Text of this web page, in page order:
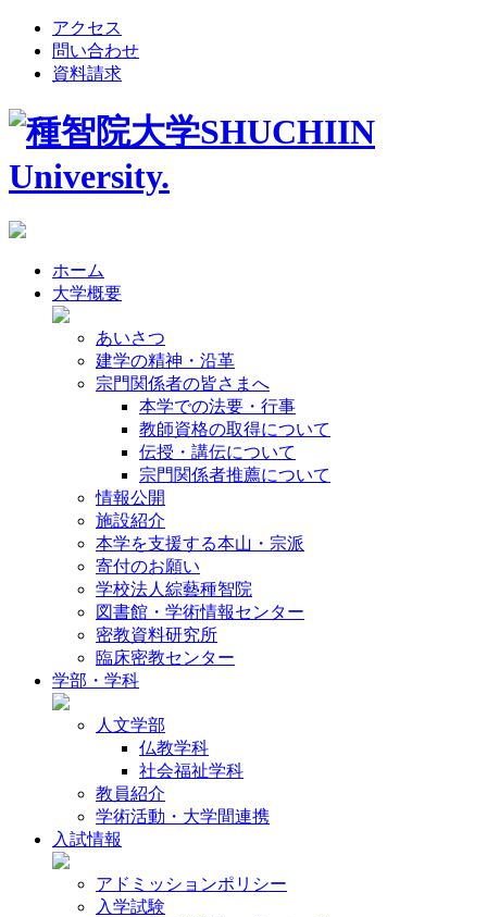
アクセス
問い合わせ
資料請求
ホーム
大学概要
あいさつ
建学の精神・沿革
宗門関係者の皆さまへ
本学での法要・行事
教師資格の取得について
伝授・講伝について
宗門関係者推薦について
情報公開
施設紹介
本学を支援する本山・宗派
寄付のお願い
学校法人綜藝種智院
図書館・学術情報センター
密教資料研究所
臨床密教センター
学部・学科
人文学部
仏教学科
社会福祉学科
教員紹介
学術活動・大学間連携
入試情報
アドミッションポリシー
入学試験